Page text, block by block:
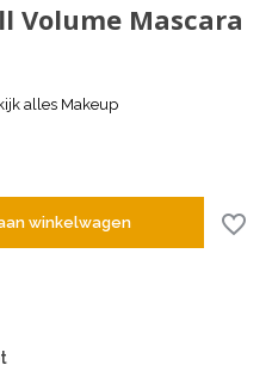
Volume Mascara
alles Makeup
winkelwagen